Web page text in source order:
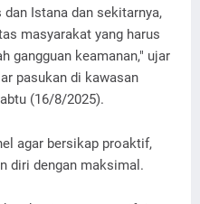
Istana dan sekitarnya,
masyarakat yang harus
gangguan keamanan," ujar
pasukan di kawasan
(16/8/2025).
agar bersikap proaktif,
diri dengan maksimal.